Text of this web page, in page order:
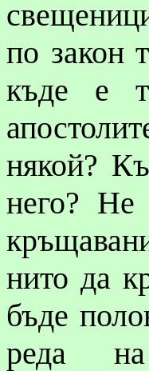
по закон
къде е
някой?
него? Не
нито да
бъде
реда на